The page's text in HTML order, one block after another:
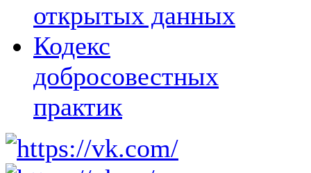
открытых данных
Кодекс
добросовестных
практик